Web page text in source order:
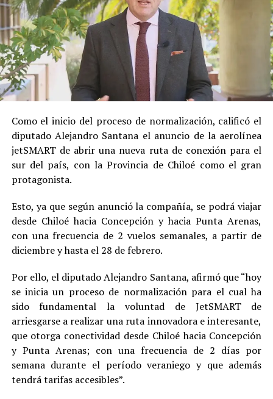
Como el inicio del proceso de normalización, calificó el
diputado Alejandro Santana el anuncio de la aerolínea
jetSMART de abrir una nueva ruta de conexión para el
sur del país, con la Provincia de Chiloé como el gran
protagonista.
Esto, ya que según anunció la compañía, se podrá viajar
desde Chiloé hacia Concepción y hacia Punta Arenas,
con una frecuencia de 2 vuelos semanales, a partir de
diciembre y hasta el 28 de febrero.
Por ello, el diputado Alejandro Santana, afirmó que “hoy
se inicia un proceso de normalización para el cual ha
sido fundamental la voluntad de JetSMART de
arriesgarse a realizar una ruta innovadora e interesante,
que otorga conectividad desde Chiloé hacia Concepción
y Punta Arenas; con una frecuencia de 2 días por
semana durante el período veraniego y que además
tendrá tarifas accesibles”.